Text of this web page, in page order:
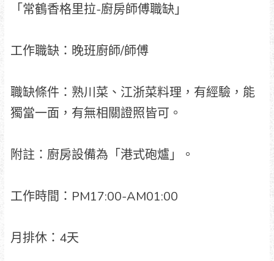
「常鶴香格里拉-廚房師傅職缺」
工作職缺：晚班廚師/師傅
職缺條件：熟川菜、江浙菜料理，有經驗，能
獨當一面，有無相關證照皆可。
附註：廚房設備為「港式砲爐」。
工作時間：PM17:00-AM01:00
月排休：4天